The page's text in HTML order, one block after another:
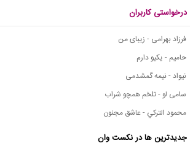
درخواستی کاربران
فرزاد بهرامی - زیبای من
حامیم - یکیو دارم
نیواد - نیمه گمشدمی
سامی لو - تلخم همچو شراب
محمود التركي - عاشق مجنون
جدیدترین ها در نکست وان